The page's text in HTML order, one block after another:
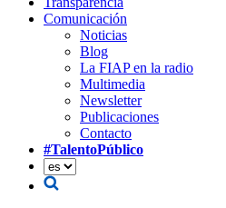
Comunicación
Noticias
Blog
La FIAP en la radio
Multimedia
Newsletter
Publicaciones
Contacto
#TalentoPúblico